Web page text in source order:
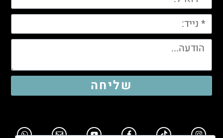
שליחה